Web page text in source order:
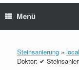
Menü
Steinsanierung » local
Doktor: ✔